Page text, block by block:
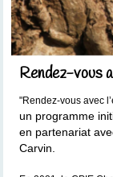
Rendez-vous
"Rendez-vous avec
un programme
en partenariat
Carvin.